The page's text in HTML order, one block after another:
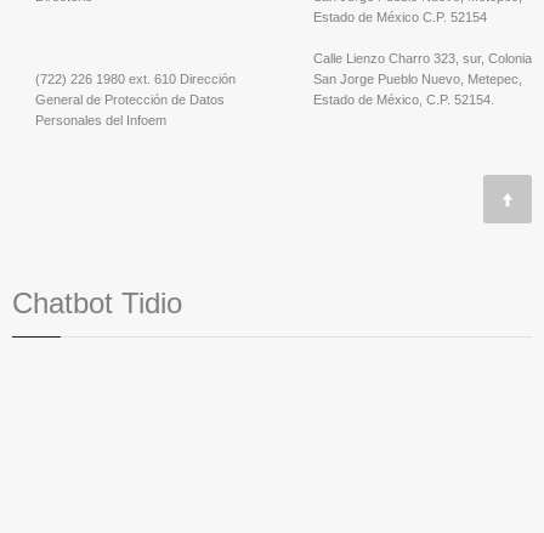
(722) 226 1980 ext. 610 Dirección
General de Protección de Datos
Personales del Infoem
Estado de México C.P. 52154
Calle Lienzo Charro 323, sur, Colonia
San Jorge Pueblo Nuevo, Metepec,
Estado de México, C.P. 52154.
Chatbot Tidio